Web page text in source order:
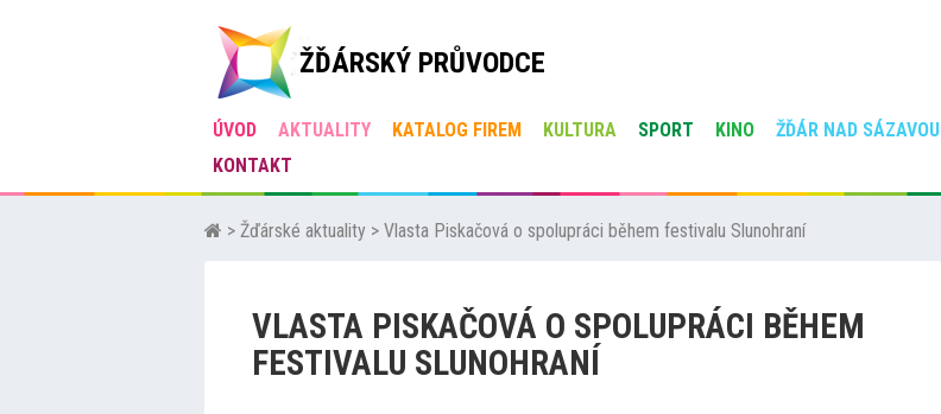
ŽĎÁRSKÝ PRŮVODCE
ÚVOD AKTUALITY KATALOG FIREM KULTURA SPORT KINO ŽĎÁR NAD SÁZAVOU
KONTAKT
> Žďárské aktuality > Vlasta Piskačová o spolupráci během festivalu Slunohraní
VLASTA PISKAČOVÁ O SPOLUPRÁCI BĚHEM
FESTIVALU SLUNOHRANÍ